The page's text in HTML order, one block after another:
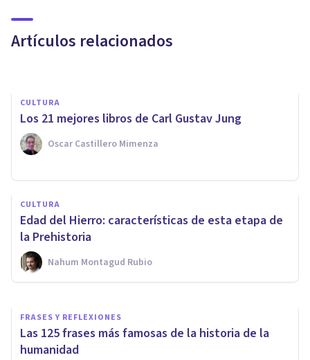
Artículos relacionados
(explicados)
CULTURA
​Los 21 mejores libros de Carl Gustav Jung
Oscar Castillero Mimenza
CULTURA
Edad del Hierro: características de esta etapa de
la Prehistoria
Nahum Montagud Rubio
¿Qué es un Movimiento
Artístico?
Sonia Ruz Comas
FRASES Y REFLEXIONES
Las 125 frases más famosas de la historia de la
humanidad